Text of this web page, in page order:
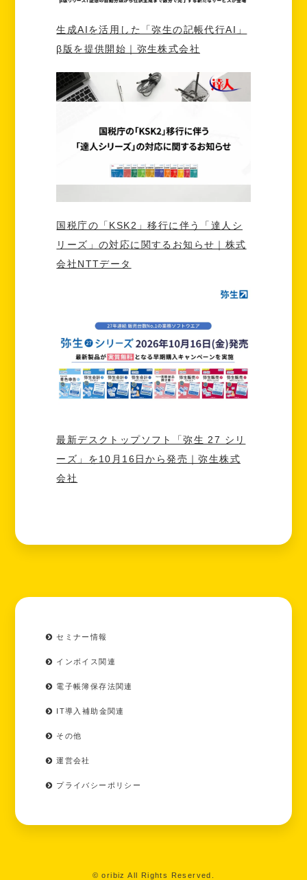
生成AIを活用した「弥生の記帳代行AI」
β版を提供開始｜弥生株式会社
国税庁の「KSK2」移行に伴う「達人シ
リーズ」の対応に関するお知らせ｜株式
会社NTTデータ
最新デスクトップソフト「弥生 27 シリ
ーズ」を10月16日から発売｜弥生株式
会社
セミナー情報
インボイス関連
電子帳簿保存法関連
IT導入補助金関連
その他
運営会社
プライバシーポリシー
© oribiz All Rights Reserved.